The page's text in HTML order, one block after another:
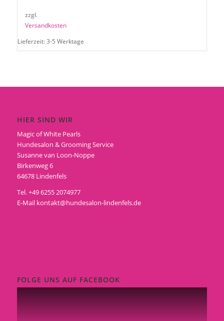
€89,00
zzgl.
Versandkosten
Lieferzeit:3-5 Werktage
HIER SIND WIR
Magic of White Pearls
Hundesalon & Grooming Service
Susanne van Loon-Noppe
Birkenweg 6
64678 Lindenfels
Tel. +49 6255 2074977
E-Mail kontakt@hundesalon-lindenfels.de
FOLGE UNS AUF FACEBOOK